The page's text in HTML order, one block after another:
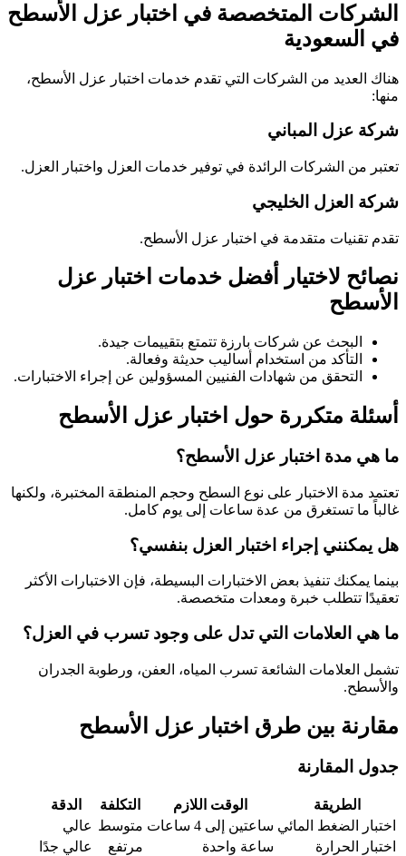
الشركات المتخصصة في اختبار عزل الأسطح
في السعودية
هناك العديد من الشركات التي تقدم خدمات اختبار عزل الأسطح،
منها:
شركة عزل المباني
تعتبر من الشركات الرائدة في توفير خدمات العزل واختبار العزل.
شركة العزل الخليجي
تقدم تقنيات متقدمة في اختبار عزل الأسطح.
نصائح لاختيار أفضل خدمات اختبار عزل
الأسطح
البحث عن شركات بارزة تتمتع بتقييمات جيدة.
التأكد من استخدام أساليب حديثة وفعالة.
التحقق من شهادات الفنيين المسؤولين عن إجراء الاختبارات.
أسئلة متكررة حول اختبار عزل الأسطح
ما هي مدة اختبار عزل الأسطح؟
تعتمد مدة الاختبار على نوع السطح وحجم المنطقة المختبرة، ولكنها
غالباً ما تستغرق من عدة ساعات إلى يوم كامل.
هل يمكنني إجراء اختبار العزل بنفسي؟
بينما يمكنك تنفيذ بعض الاختبارات البسيطة، فإن الاختبارات الأكثر
تعقيدًا تتطلب خبرة ومعدات متخصصة.
ما هي العلامات التي تدل على وجود تسرب في العزل؟
تشمل العلامات الشائعة تسرب المياه، العفن، ورطوبة الجدران
والأسطح.
مقارنة بين طرق اختبار عزل الأسطح
جدول المقارنة
الطريقة الوقت اللازم التكلفة
الدقة
اختبار الضغط المائي ساعتين إلى 4 ساعات متوسط عالي
اختبار الحرارة
ساعة واحدة مرتفع
عالي جدًا